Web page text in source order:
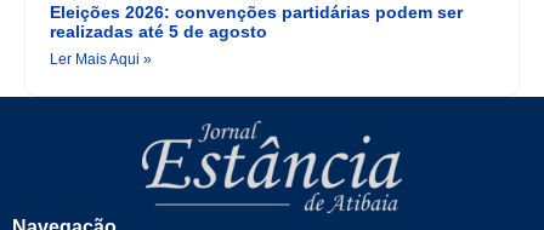
Eleições 2026: convenções partidárias podem ser
realizadas até 5 de agosto
Ler Mais Aqui »